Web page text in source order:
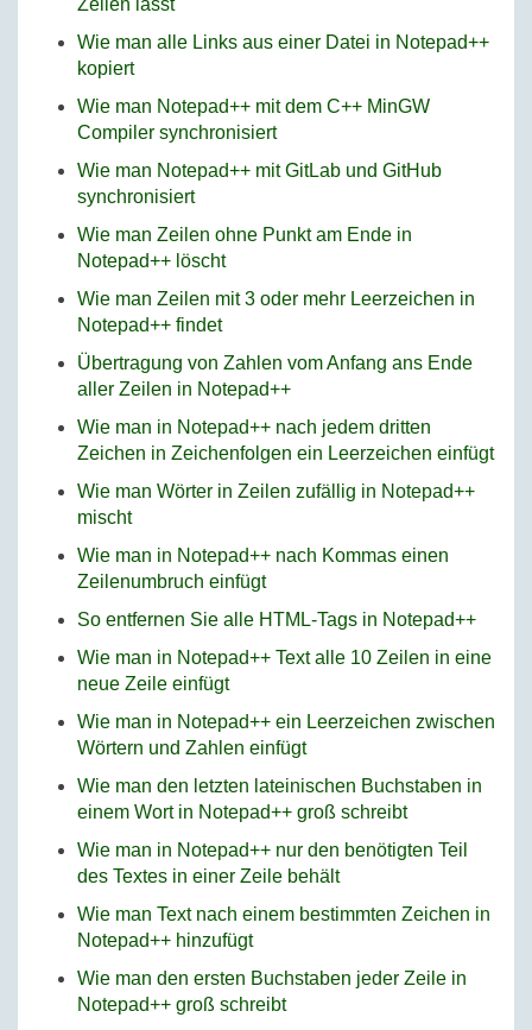
Wie man alle Links aus einer Datei in Notepad++
kopiert
Wie man Notepad++ mit dem C++ MinGW
Compiler synchronisiert
Wie man Notepad++ mit GitLab und GitHub
synchronisiert
Wie man Zeilen ohne Punkt am Ende in
Notepad++ löscht
Wie man Zeilen mit 3 oder mehr Leerzeichen in
Notepad++ findet
Übertragung von Zahlen vom Anfang ans Ende
aller Zeilen in Notepad++
Wie man in Notepad++ nach jedem dritten
Zeichen in Zeichenfolgen ein Leerzeichen einfügt
Wie man Wörter in Zeilen zufällig in Notepad++
mischt
Wie man in Notepad++ nach Kommas einen
Zeilenumbruch einfügt
So entfernen Sie alle HTML-Tags in Notepad++
Wie man in Notepad++ Text alle 10 Zeilen in eine
neue Zeile einfügt
Wie man in Notepad++ ein Leerzeichen zwischen
Wörtern und Zahlen einfügt
Wie man den letzten lateinischen Buchstaben in
einem Wort in Notepad++ groß schreibt
Wie man in Notepad++ nur den benötigten Teil
des Textes in einer Zeile behält
Wie man Text nach einem bestimmten Zeichen in
Notepad++ hinzufügt
Wie man den ersten Buchstaben jeder Zeile in
Notepad++ groß schreibt